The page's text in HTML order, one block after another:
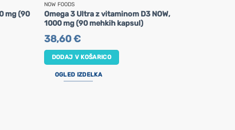
mg (90
NOW FOODS
Omega 3 Ultra z vitaminom D3 NOW,
1000 mg (90 mehkih kapsul)
38,60€
DODAJ V KOŠARICO
OGLED IZDELKA